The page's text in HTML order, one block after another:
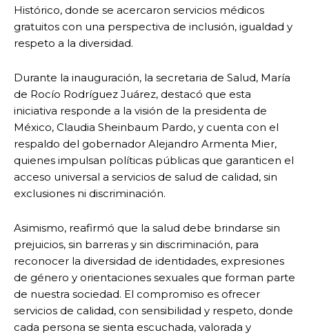
Histórico, donde se acercaron servicios médicos
gratuitos con una perspectiva de inclusión, igualdad y
respeto a la diversidad.
Durante la inauguración, la secretaria de Salud, María
de Rocío Rodríguez Juárez, destacó que esta
iniciativa responde a la visión de la presidenta de
México, Claudia Sheinbaum Pardo, y cuenta con el
respaldo del gobernador Alejandro Armenta Mier,
quienes impulsan políticas públicas que garanticen el
acceso universal a servicios de salud de calidad, sin
exclusiones ni discriminación.
Asimismo, reafirmó que la salud debe brindarse sin
prejuicios, sin barreras y sin discriminación, para
reconocer la diversidad de identidades, expresiones
de género y orientaciones sexuales que forman parte
de nuestra sociedad. El compromiso es ofrecer
servicios de calidad, con sensibilidad y respeto, donde
cada persona se sienta escuchada, valorada y